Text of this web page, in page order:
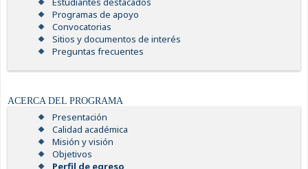
Programas de apoyo
Convocatorias
Sitios y documentos de interés
Preguntas frecuentes
ACERCA DEL PROGRAMA
Presentación
Calidad académica
Misión y visión
Objetivos